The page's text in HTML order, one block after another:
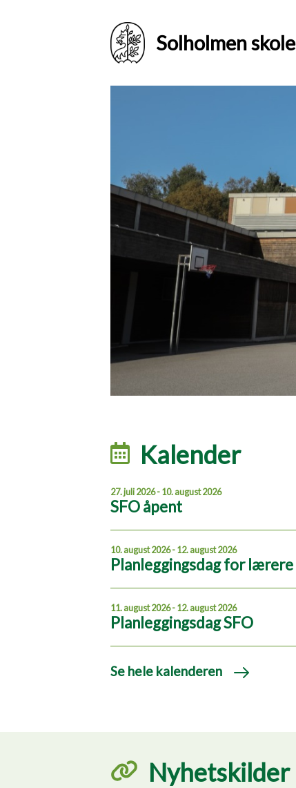
Solholmen skole
Kalender
27. juli 2026 - 10. august 2026
SFO åpent
10. august 2026 - 12. august 2026
Planleggingsdag for lærere
11. august 2026 - 12. august 2026
Planleggingsdag SFO
Se hele kalenderen
Nyhetskilder